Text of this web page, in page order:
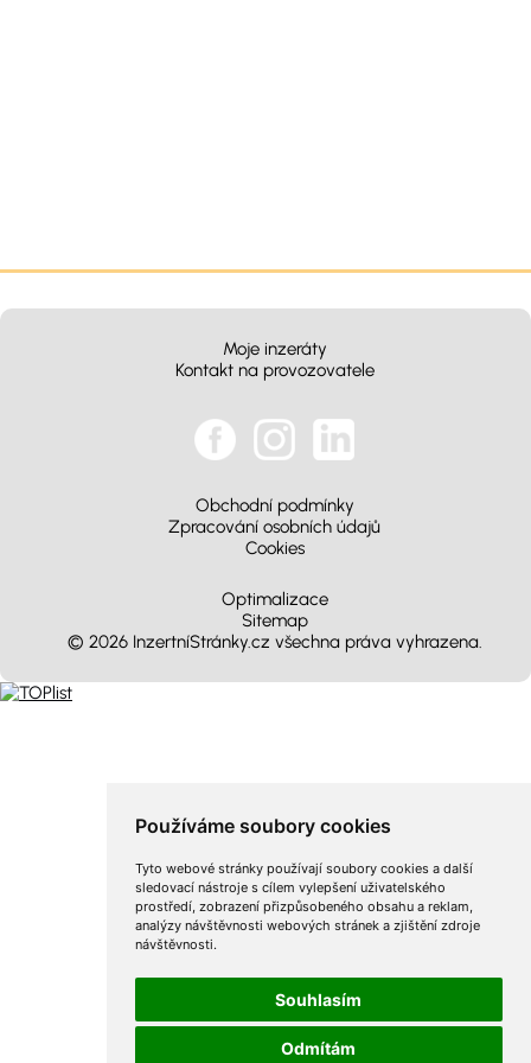
Používáme soubory cookies
Tyto webové stránky používají soubory cookies a další
sledovací nástroje s cílem vylepšení uživatelského
prostředí, zobrazení přizpůsobeného obsahu a reklam,
analýzy návštěvnosti webových stránek a zjištění zdroje
návštěvnosti.
Souhlasím
Odmítám
Moje inzeráty
Kontakt na provozovatele
Obchodní podmínky
Zpracování osobních údajů
Cookies
Optimalizace
Sitemap
© 2026 InzertníStránky.cz všechna práva vyhrazena.